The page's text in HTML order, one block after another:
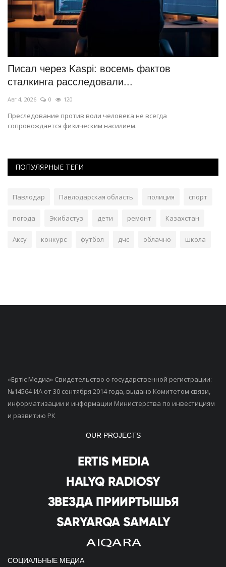
Писал через Kaspi: восемь фактов
сталкинга расследовали...
Авг 4, 2026 0 120
Преследование против воли человека не всегда
сопровождается физическим насилием.
ПОПУЛЯРНЫЕ ТЕГИ
Павлодар Павлодарская область полиция спорт
погода Экибастуз дети ремонт Казахстан
Аксу конкурс футбол дчс облачно школа
«Ертiс Медиа» Свидетельство о государственной регистрации:
№14564-ИА от 30 сентября 2014 года, выдано Комитетом связи,
информатизации и информации Министерства по инвестициям
и развитию РК
OUR PROJECTS
СОЦИАЛЬНЫЕ МЕДИА